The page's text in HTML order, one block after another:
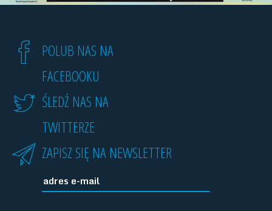
POLUB NAS NA
FACEBOOKU
ŚLEDŹ NAS NA
TWITTERZE
ZAPISZ SIĘ NA NEWSLETTER